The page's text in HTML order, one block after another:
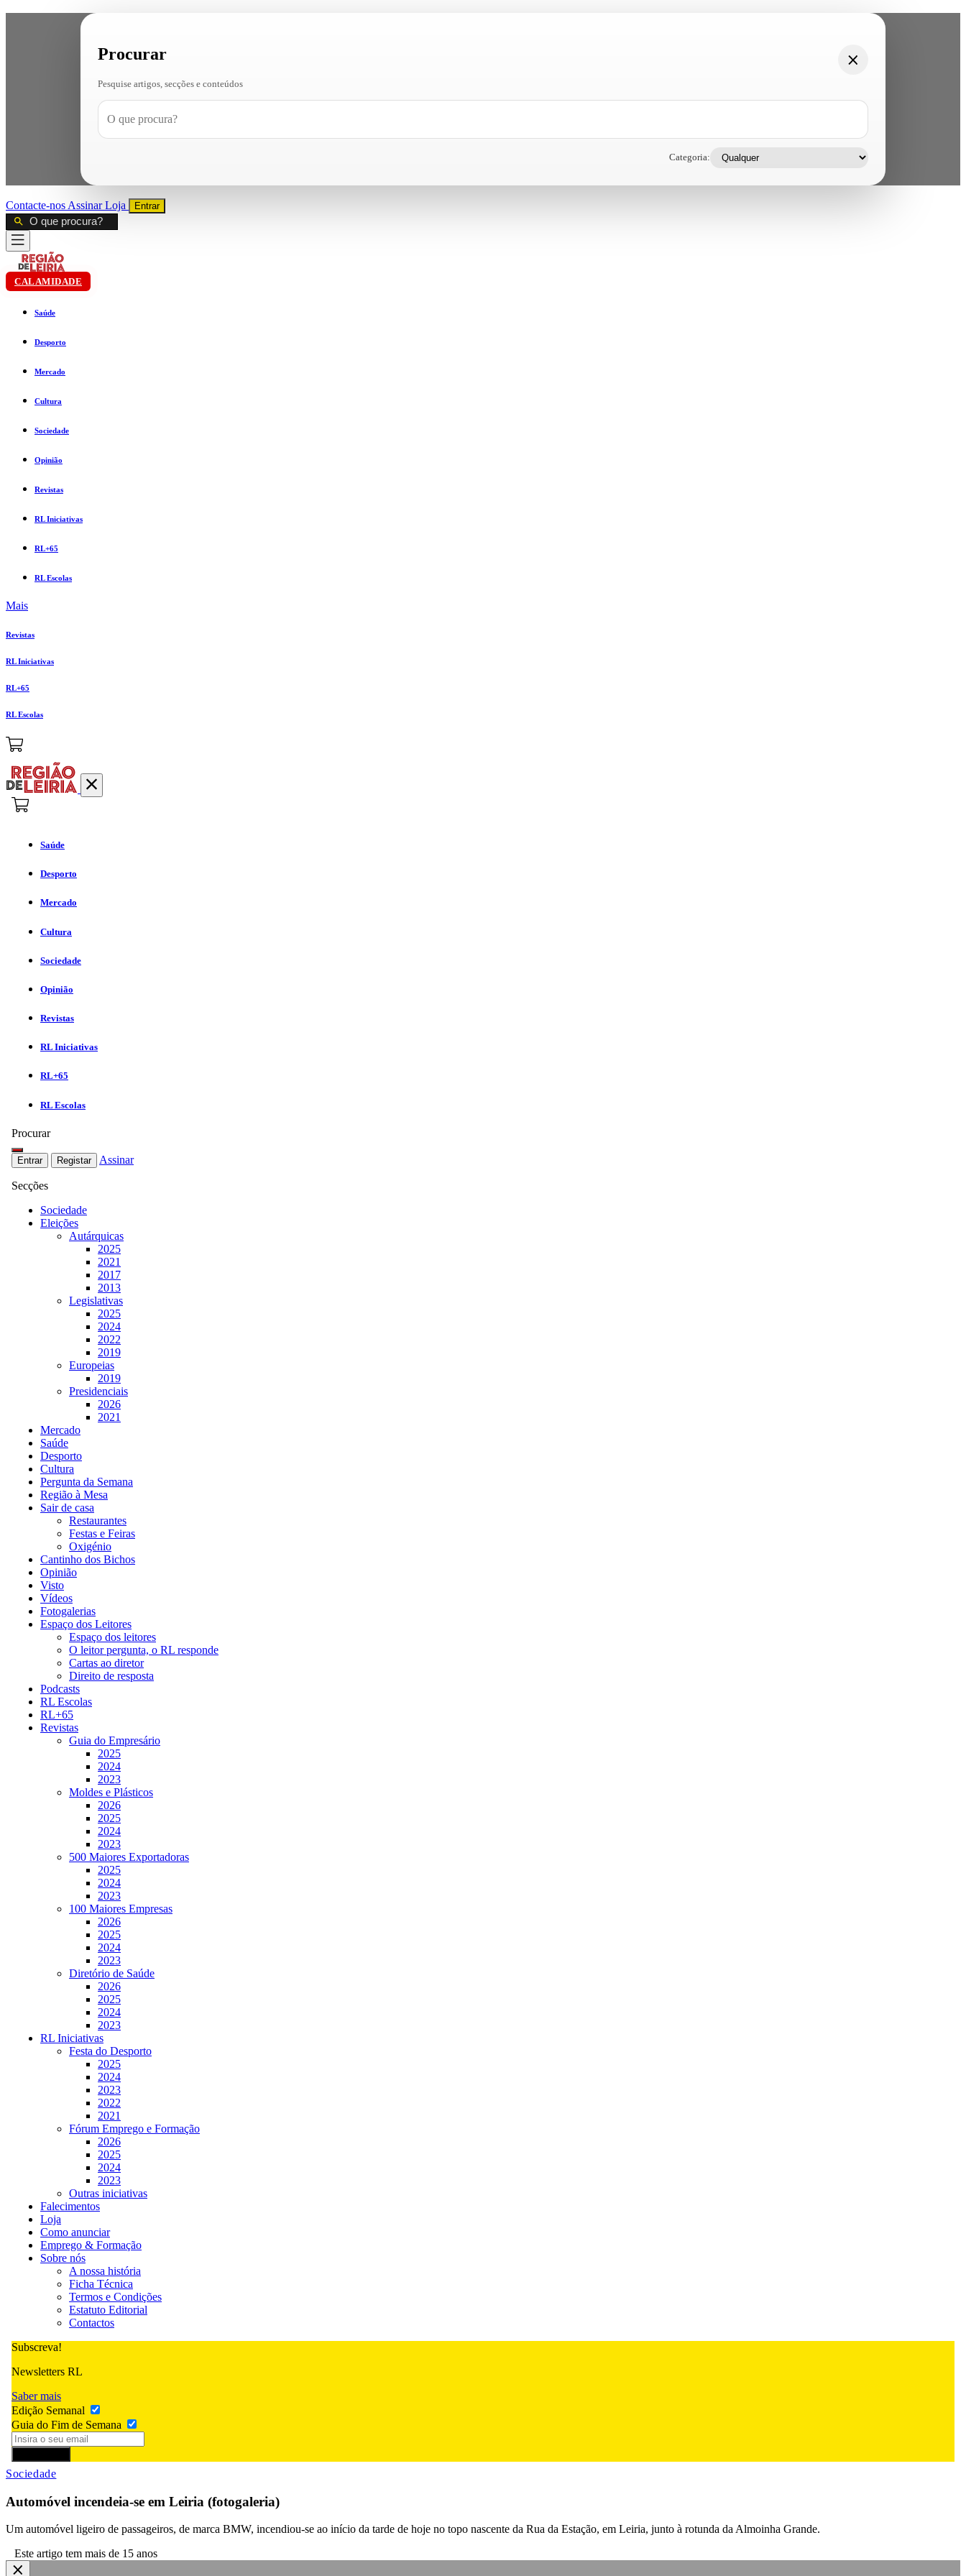
Procurar
Pesquise artigos, secções e conteúdos
Categoria:
Contacte-nos AssinarLoja Entrar
CALAMIDADE
Saúde
Desporto
Mercado
Cultura
Sociedade
Opinião
Revistas
RL Iniciativas
RL+65
RL Escolas
Mais
Revistas
RL Iniciativas
RL+65
RL Escolas
Saúde
Desporto
Mercado
Cultura
Sociedade
Opinião
Revistas
RL Iniciativas
RL+65
RL Escolas
Procurar
Entrar Registar Assinar
Secções
Sociedade
Eleições
Autárquicas
2025
2021
2017
2013
Legislativas
2025
2024
2022
2019
Europeias
2019
Presidenciais
2026
2021
Mercado
Saúde
Desporto
Cultura
Pergunta da Semana
Região à Mesa
Sair de casa
Restaurantes
Festas e Feiras
Oxigénio
Cantinho dos Bichos
Opinião
Visto
Vídeos
Fotogalerias
Espaço dos Leitores
Espaço dos leitores
O leitor pergunta, o RL responde
Cartas ao diretor
Direito de resposta
Podcasts
RL Escolas
RL+65
Revistas
Guia do Empresário
2025
2024
2023
Moldes e Plásticos
2026
2025
2024
2023
500 Maiores Exportadoras
2025
2024
2023
100 Maiores Empresas
2026
2025
2024
2023
Diretório de Saúde
2026
2025
2024
2023
RL Iniciativas
Festa do Desporto
2025
2024
2023
2022
2021
Fórum Emprego e Formação
2026
2025
2024
2023
Outras iniciativas
Falecimentos
Loja
Como anunciar
Emprego & Formação
Sobre nós
A nossa história
Ficha Técnica
Termos e Condições
Estatuto Editorial
Contactos
Subscreva!
Newsletters RL
Saber mais
Edição Semanal
Guia do Fim de Semana
Sociedade
Automóvel incendeia-se em Leiria (fotogaleria)
Um automóvel ligeiro de passageiros, de marca BMW, incendiou-se ao início da tarde de hoje no topo nascente da Rua da Estação, em Leiria, junto à rotunda da Almoinha Grande.
Este artigo tem mais de 15 anos